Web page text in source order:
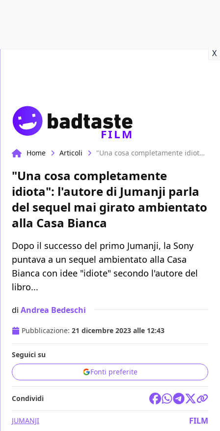
X
FILM
Home Articoli "Una cosa completamente idiota": l'autore di Jumanji parla del sequel mai girato ambientato alla Casa Bianca
"Una cosa completamente
idiota": l'autore di Jumanji parla
del sequel mai girato ambientato
alla Casa Bianca
Dopo il successo del primo Jumanji, la Sony
puntava a un sequel ambientato alla Casa
Bianca con idee "idiote" secondo l'autore del
libro...
di Andrea Bedeschi
Pubblicazione: 21 dicembre 2023 alle 12:43
Seguici su
Fonti preferite
Condividi
JUMANJI FILM